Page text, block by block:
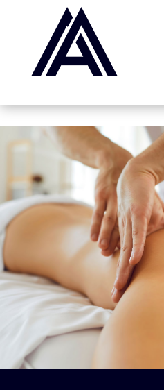
Panneau de gestion des cookies